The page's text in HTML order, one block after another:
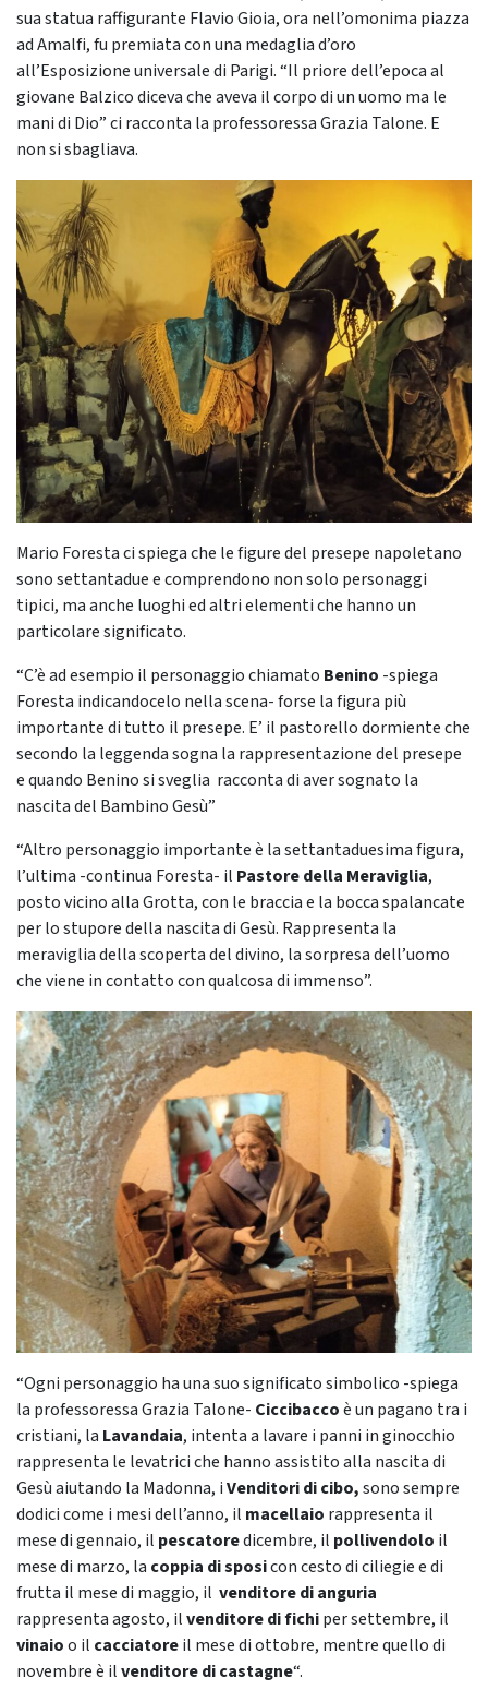
sua statua raffigurante Flavio Gioia, ora nell’omonima piazza
ad Amalfi, fu premiata con una medaglia d’oro
all’Esposizione universale di Parigi. “Il priore dell’epoca al
giovane Balzico diceva che aveva il corpo di un uomo ma le
mani di Dio” ci racconta la professoressa Grazia Talone. E
non si sbagliava.
Mario Foresta ci spiega che le figure del presepe napoletano
sono settantadue e comprendono non solo personaggi
tipici, ma anche luoghi ed altri elementi che hanno un
particolare significato.
“C’è ad esempio il personaggio chiamato Benino -spiega
Foresta indicandocelo nella scena- forse la figura più
importante di tutto il presepe. E’ il pastorello dormiente che
secondo la leggenda sogna la rappresentazione del presepe
e quando Benino si sveglia racconta di aver sognato la
nascita del Bambino Gesù”
“Altro personaggio importante è la settantaduesima figura,
l’ultima -continua Foresta- il Pastore della Meraviglia,
posto vicino alla Grotta, con le braccia e la bocca spalancate
per lo stupore della nascita di Gesù. Rappresenta la
meraviglia della scoperta del divino, la sorpresa dell’uomo
che viene in contatto con qualcosa di immenso”.
“Ogni personaggio ha una suo significato simbolico -spiega
la professoressa Grazia Talone- Ciccibaccoè un pagano tra i
cristiani, la Lavandaia, intenta a lavare i panni in ginocchio
rappresenta le levatrici che hanno assistito alla nascita di
Gesù aiutando la Madonna, iVenditori di cibo,sono sempre
dodici come i mesi dell’anno, il macellaio rappresenta il
mese di gennaio, il pescatoredicembre, il pollivendolo il
mese di marzo, la coppia di sposicon cesto di ciliegie e di
frutta il mese di maggio, il venditore di anguria
rappresenta agosto, ilvenditore di fichiper settembre, il
vinaioo il cacciatoreil mese di ottobre, mentre quello di
novembre è ilvenditore di castagne“.